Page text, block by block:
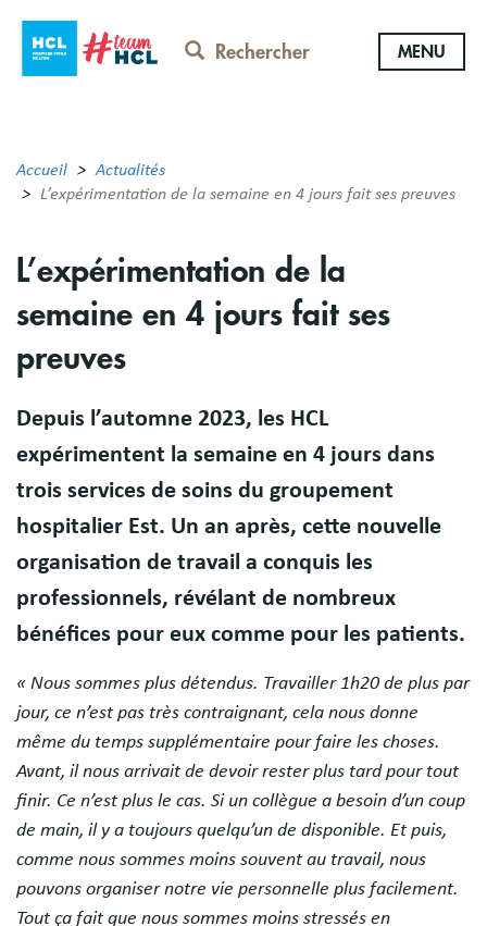
contenu
Rechercher MENU
Accueil
Actualités
L’expérimentation de la semaine en 4 jours fait ses preuves
L’expérimentation de la
semaine en 4 jours fait ses
preuves
Depuis l’automne 2023, les HCL
expérimentent la semaine en 4 jours dans
trois services de soins du groupement
hospitalier Est. Un an après, cette nouvelle
organisation de travail a conquis les
professionnels, révélant de nombreux
bénéfices pour eux comme pour les patients.
« Nous sommes plus détendus. Travailler 1h20 de plus par
jour, ce n’est pas très contraignant, cela nous donne
même du temps supplémentaire pour faire les choses.
Avant, il nous arrivait de devoir rester plus tard pour tout
finir. Ce n’est plus le cas. Si un collègue a besoin d’un coup
de main, il y a toujours quelqu’un de disponible. Et puis,
comme nous sommes moins souvent au travail, nous
pouvons organiser notre vie personnelle plus facilement.
Tout ça fait que nous sommes moins stressés en